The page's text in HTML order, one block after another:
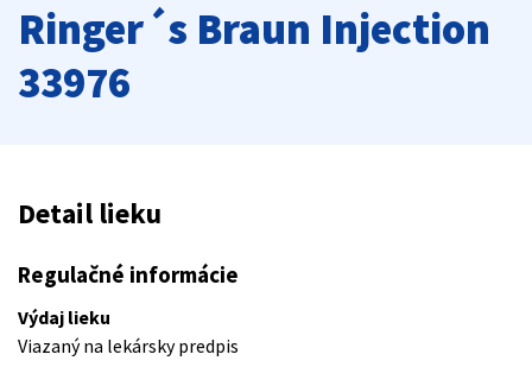
Ringer´s Braun Injection
33976
Detail lieku
Regulačné informácie
Výdaj lieku
Viazaný na lekársky predpis